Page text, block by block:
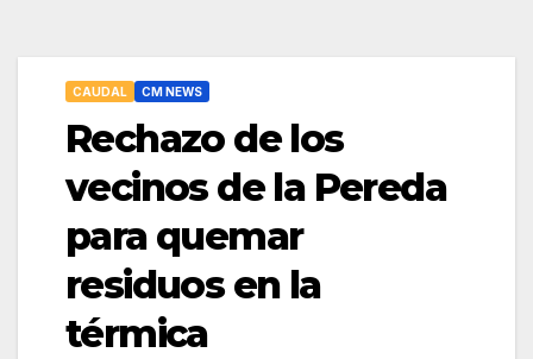
CAUDAL CM NEWS
Rechazo de los
vecinos de la Pereda
para quemar
residuos en la
térmica